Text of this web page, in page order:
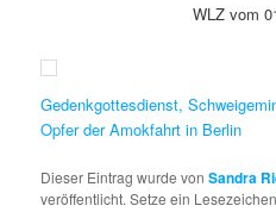
WLZ vom
Gedenkgottesdienst,
Opfer der Amokfahrt in Berlin
Dieser Eintrag wurde vonSandra
veröffentlicht. Setze ein